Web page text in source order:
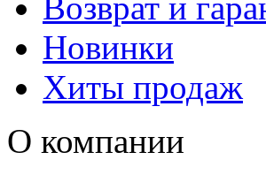
Возврат и
Новинки
Хиты продаж
О компании